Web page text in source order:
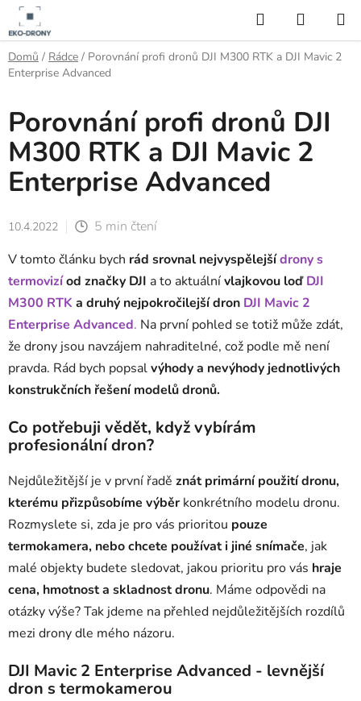
Přejít
obsah
Hledat
KOŠÍK
Domů / Rádce / Porovnání profi dronů DJI M300 RTK a DJI Mavic 2
Enterprise Advanced
Porovnání profi dronů DJI
M300 RTK a DJI Mavic 2
Enterprise Advanced
10.4.2022
5 min čtení
V tomto článku bych rád srovnal nejvyspělejšídrony s
termovizíod značky DJI a to aktuálnívlajkovou loďDJI
M300 RTK a druhý nejpokročilejší dron DJI Mavic 2
Enterprise Advanced. Na první pohled se totiž může zdát,
že drony jsou navzájem nahraditelné, což podle mě není
pravda. Rád bych popsalvýhody a nevýhody jednotlivých
konstrukčních řešení modelů dronů.
Co potřebuji vědět, když vybírám
profesionální dron?
Nejdůležitější je v první řadě znát primární použití dronu,
kterému přizpůsobíme výběr konkrétního modelu dronu.
Rozmyslete si, zda je pro vás prioritou pouze
termokamera, nebo chcete používat i jiné snímače, jak
malé objekty budete sledovat, jakou prioritu pro vás hraje
cena, hmotnost a skladnost dronu. Máme odpovědi na
otázky výše? Tak jdeme na přehled nejdůležitějších rozdílů
mezi drony dle mého názoru.
DJI Mavic 2 Enterprise Advanced - levnější
dron s termokamerou